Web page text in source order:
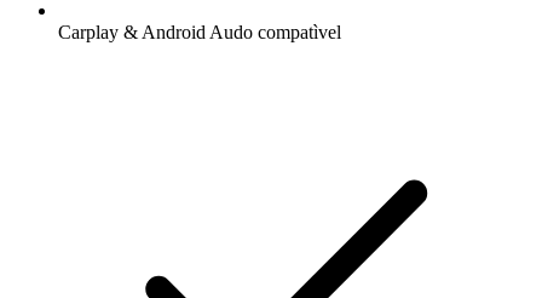
Carplay & Android Audo compatìvel